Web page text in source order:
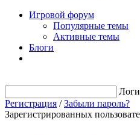
Игровой форум
Популярные темы
Активные темы
Блоги
Регистрация /Забыли пароль?
Зарегистрированных